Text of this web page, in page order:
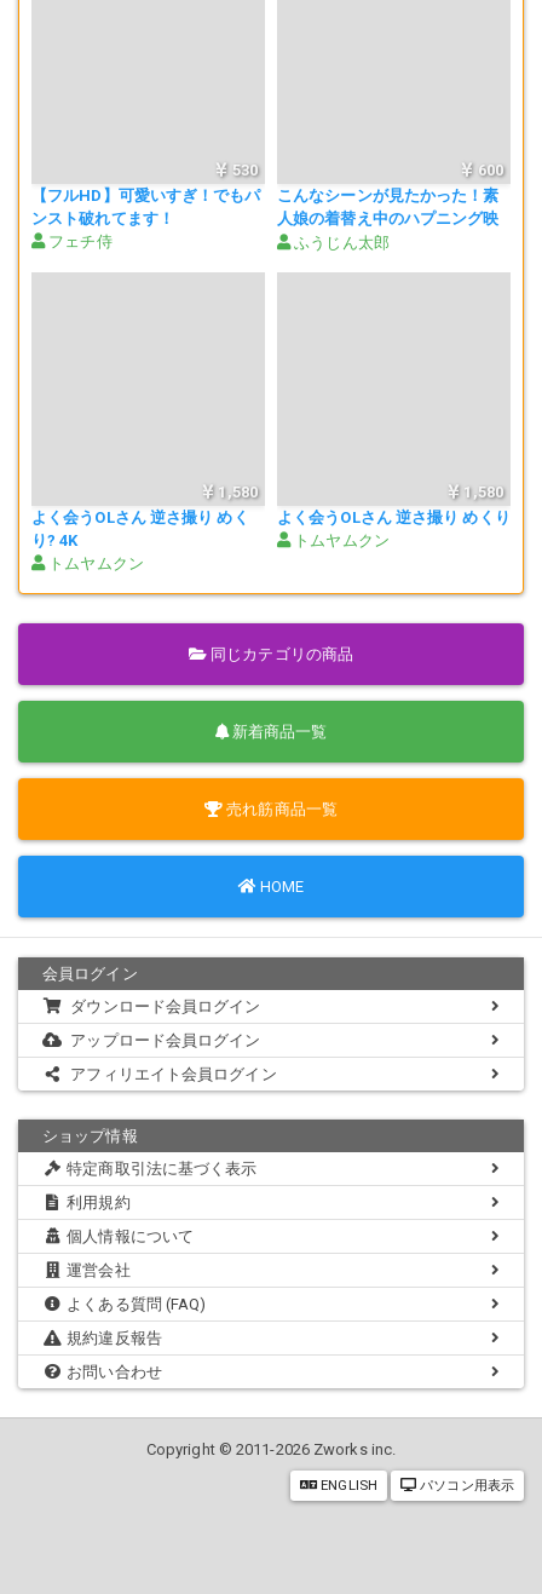
530
【フルHD】可愛いすぎ！でもパ
ンスト破れてます！
フェチ侍
600
こんなシーンが見たかった！素
人娘の着替え中のハプニング映
像ふうじん太郎
1,580
よく会うOLさん 逆さ撮り めく
り? 4K
トムヤムクン
1,580
よく会うOLさん 逆さ撮り めくり
トムヤムクン
同じカテゴリの商品
新着商品一覧
売れ筋商品一覧
HOME
会員ログイン
ダウンロード会員ログイン
アップロード会員ログイン
アフィリエイト会員ログイン
ショップ情報
特定商取引法に基づく表示
利用規約
個人情報について
運営会社
よくある質問 (FAQ)
規約違反報告
お問い合わせ
Copyright © 2011-2026 Zworks inc.
ENGLISH パソコン用表示